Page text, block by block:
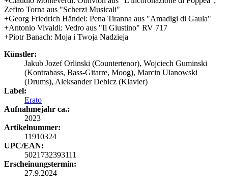
Zefiro Torna aus "Scherzi Musicali"
+Georg Friedrich Händel: Pena Tiranna aus "Amadigi di Gaula"
+Antonio Vivaldi: Vedro aus "Il Giustino" RV 717
+Piotr Banach: Moja i Twoja Nadzieja
Künstler:
Jakub Jozef Orlinski (Countertenor), Wojciech Guminski
(Kontrabass, Bass-Gitarre, Moog), Marcin Ulanowski
(Drums), Aleksander Debicz (Klavier)
Label:
Erato
Aufnahmejahr ca.:
2023
Artikelnummer:
11910324
UPC/EAN:
5021732393111
Erscheinungstermin:
27.9.2024